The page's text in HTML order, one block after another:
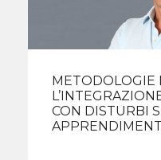
METODOLOGIE
CON DISTURBI